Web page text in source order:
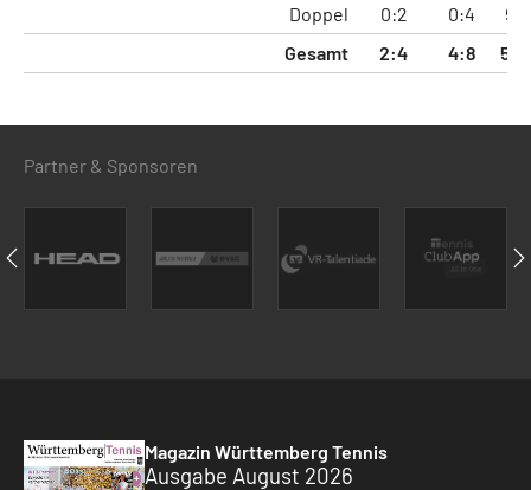
Doppel 0:2 0:4
Gesamt
2:4 4:8
Partner & Sponsoren
Magazin Württemberg Tennis
Ausgabe August 2026